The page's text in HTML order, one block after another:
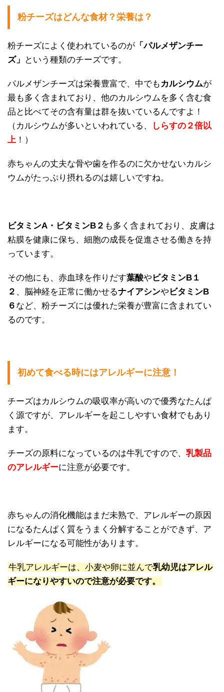
粉チーズはどんな食材？栄養は？
粉チーズによく使われているのが 「パルメザンチー
ズ」
という種類のチーズです。
パルメザンチーズは栄養豊富で、中でもカルシウムが
最も多く含まれており、他のカルシウムを多く含む食
品と比べてその含有量は群を抜いているんですよ！
（カルシウムが多いといわれている、
しらすの２倍以
上 ！）
赤ちゃんの丈夫な骨や歯を作るのに欠かせないカルシ
ウムがたっぷり摂れるのは嬉しいですね。
ビタミンA・ビタミンB２ も多く含まれており、皮膚は
粘膜を健康に保ち、細胞の成長を促進させる働きを持
っています。
その他にも、赤血球を作りだす葉酸やビタミンB１
２ 、脳神経を正常に働かせるナイアシンやビタミンB
６ など、粉チーズには優れた栄養が豊富に含まれてい
るのです。
初めて食べる時にはアレルギーに注意！
チーズはカルシウムの吸収率が高いので優秀なたんぱ
く源ですが、アレルギーを起こしやすい食材でもあり
ます。
チーズの原料になっているのは牛乳ですので、 乳製品
のアレルギーに注意が必要です。
赤ちゃんの消化機能はまだ未熟で、アレルギーの原因
になるたんぱく質をうまく分解することができず、ア
レルギーになる可能性があります。
牛乳アレルギーは、小麦や卵に並んで乳幼児はアレル
ギーになりやすいので注意が必要です。